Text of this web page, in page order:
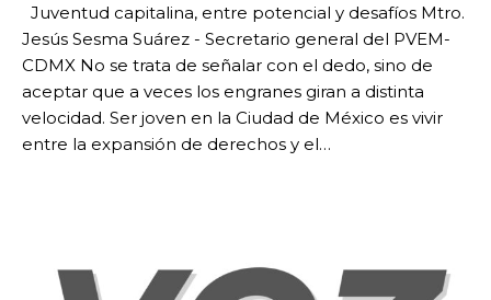
Juventud capitalina, entre potencial y desafíos Mtro.
Jesús Sesma Suárez - Secretario general del PVEM-
CDMX No se trata de señalar con el dedo, sino de
aceptar que a veces los engranes giran a distinta
velocidad. Ser joven en la Ciudad de México es vivir
entre la expansión de derechos y el…